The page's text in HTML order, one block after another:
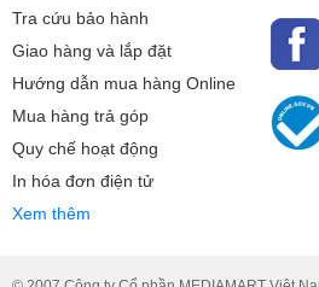
Tra cứu bảo hành
Giao hàng và lắp đặt
Hướng dẫn mua hàng Online
Mua hàng trả góp
Quy chế hoạt động
In hóa đơn điện tử
Xem thêm